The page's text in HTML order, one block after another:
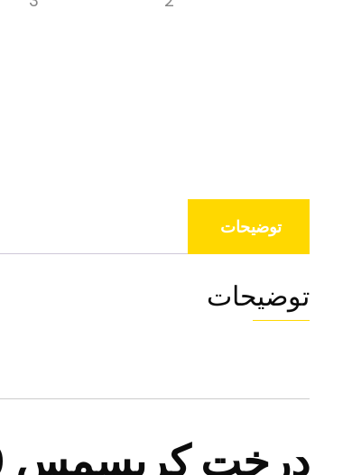
توضیحات
توضیحات
درخت کریسمس 60 سانتی